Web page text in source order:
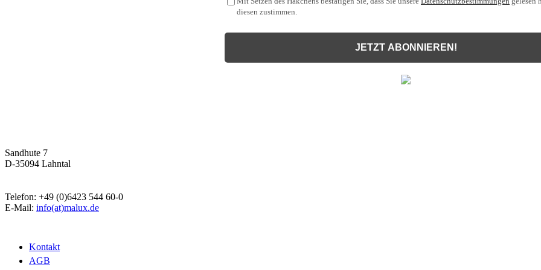
diesen zustimmen.
JETZT ABONNIEREN!
Sandhute 7
D-35094 Lahntal
Telefon: +49 (0)6423 544 60-0
E-Mail: info(at)malux.de
Kontakt
AGB